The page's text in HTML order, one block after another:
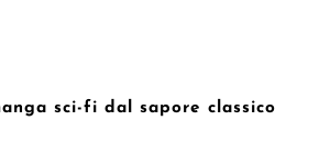
sci-fi dal sapore classico